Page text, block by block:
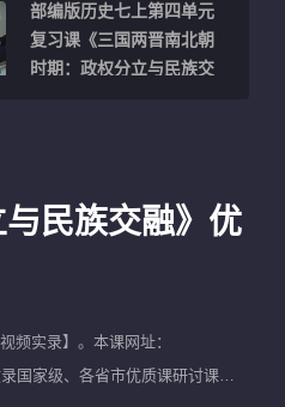
部编版历史七上第四单元
复习课《三国两晋南北朝
时期：政权分立与民族交
融》优质课视频实录
141
融》优质课视频实录
161
部编版历史七上第四单元
民族交融》优
频实录】。本课网址：
国家级、各省市优质课研讨课公